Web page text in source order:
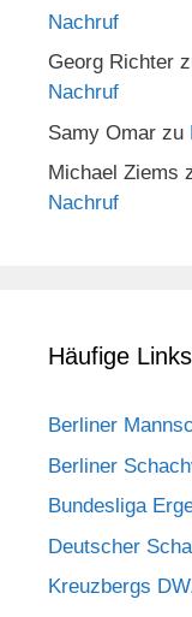
Nachruf
Georg Richter
Nachruf
Samy Omar zu
Michael Ziems
Nachruf
Häufige Links
Berliner
Berliner
Bundesliga
Deutscher
Kreuzbergs